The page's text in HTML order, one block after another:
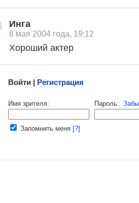
Инга
8 мая 2004 года, 19:12
Хороший актер
Малосодержательные и грубые отзывы нещадно
Войти | Регистрация
Имя зрителя: Пароль:
Запомнить меня [?]